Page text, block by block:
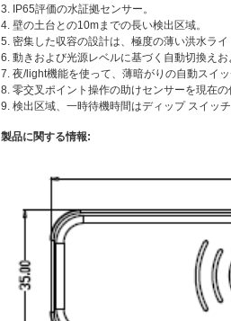
3. IP65評価の水証拠センサー。
4. 壁の土台との10mまでの長い検出区域。
5. 密集した収容の設計は、極度の薄い洪水ライ
6. 動きおよび光源レベルに基づく自動切換えお
7. 夜/light機能を使って、薄暗がりの自動スイ
8. 零交叉ポイント操作の助けセンサーを現在の
9. 検出区域、一時待機時間はディップ スイッ
製品に関する情報: